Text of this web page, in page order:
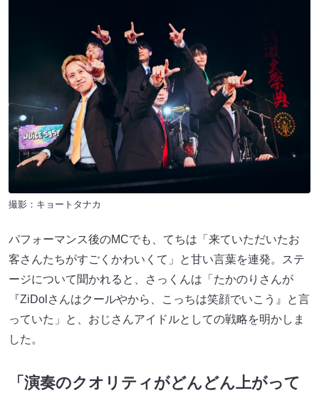
撮影：キョートタナカ
パフォーマンス後のMCでも、てちは「来ていただいたお
客さんたちがすごくかわいくて」と甘い言葉を連発。ステ
ージについて聞かれると、さっくんは「たかのりさんが
『ZiDolさんはクールやから、こっちは笑顔でいこう』と言
っていた」と、おじさんアイドルとしての戦略を明かしま
した。
「演奏のクオリティがどんどん上がって